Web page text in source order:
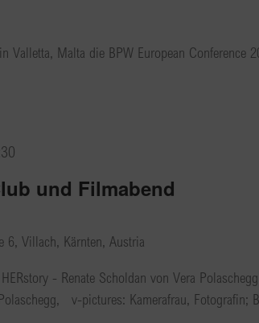
Valletta, Malta die BPW European Conference
und Filmabend
6, Villach, Kärnten, Austria
- Renate Scholdan von Vera
v-pictures: Kamerafrau, Fotografin;